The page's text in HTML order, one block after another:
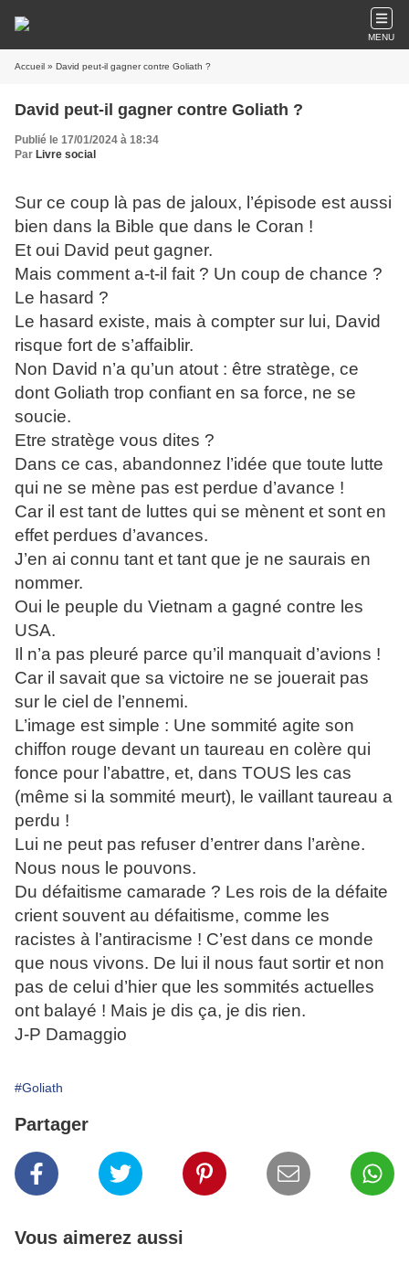
MENU
Accueil » David peut-il gagner contre Goliath ?
David peut-il gagner contre Goliath ?
Publié le 17/01/2024 à 18:34
Par Livre social
Sur ce coup là pas de jaloux, l’épisode est aussi
bien dans la Bible que dans le Coran !
Et oui David peut gagner.
Mais comment a-t-il fait ? Un coup de chance ?
Le hasard ?
Le hasard existe, mais à compter sur lui, David
risque fort de s’affaiblir.
Non David n’a qu’un atout : être stratège, ce
dont Goliath trop confiant en sa force, ne se
soucie.
Etre stratège vous dites ?
Dans ce cas, abandonnez l’idée que toute lutte
qui ne se mène pas est perdue d’avance !
Car il est tant de luttes qui se mènent et sont en
effet perdues d’avances.
J’en ai connu tant et tant que je ne saurais en
nommer.
Oui le peuple du Vietnam a gagné contre les
USA.
Il n’a pas pleuré parce qu’il manquait d’avions !
Car il savait que sa victoire ne se jouerait pas
sur le ciel de l’ennemi.
L’image est simple : Une sommité agite son
chiffon rouge devant un taureau en colère qui
fonce pour l’abattre, et, dans TOUS les cas
(même si la sommité meurt), le vaillant taureau a
perdu !
Lui ne peut pas refuser d’entrer dans l’arène.
Nous nous le pouvons.
Du défaitisme camarade ? Les rois de la défaite
crient souvent au défaitisme, comme les
racistes à l’antiracisme ! C’est dans ce monde
que nous vivons. De lui il nous faut sortir et non
pas de celui d’hier que les sommités actuelles
ont balayé ! Mais je dis ça, je dis rien.
J-P Damaggio
#Goliath
Partager
Vous aimerez aussi